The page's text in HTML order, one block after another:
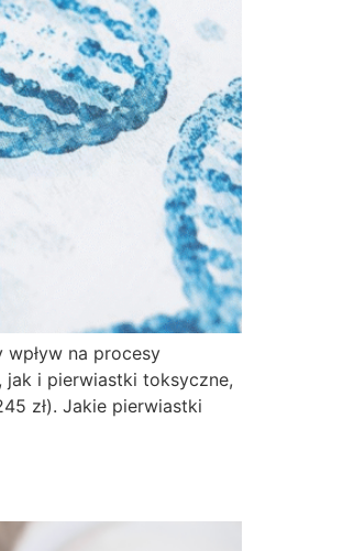
na procesy
jak i pierwiastki toksyczne,
zł). Jakie pierwiastki